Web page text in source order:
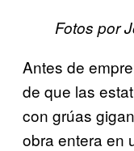
Fotos por
Antes de
de que las
con grúas
obra entera en